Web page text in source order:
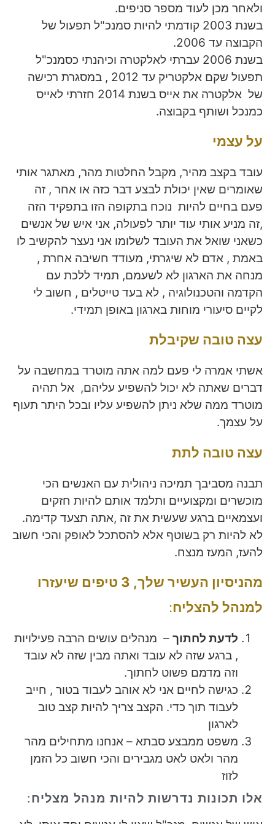
ולאחר מכן לעוד מספר סניפים.
בשנת 2003 קודמתי להיות סמנכ"ל תפעול של
הקבוצה עד 2006.
בשנת 2006 עברתי לאלקטרה וכיהנתי כסמנכ"ל
תפעול שקם אלקטריק עד 2012 , במסגרת רכישה
של אלקטרה את אייס בשנת 2014 חזרתי לאייס
כמנכל ושותף בקבוצה.
על עצמי
עובד בקצב מהיר, מקבל החלטות מהר, מאתגר אותי
שאומרים שאין יכולת לבצע דבר כזה או אחר , זה
פעם בחיים להיות נוכח בתקופה הזו בתפקיד הזה
,זה מניע אותי עוד יותר לפעולה, אני איש של אנשים
כשאני שואל את העובד לשלומו אני נעצר להקשיב לו
באמת , אדם לא שיגרתי, מעודד חשיבה אחרת ,
מנחה את הארגון לא לשעמם, תמיד ללכת עם
הקדמה והטכנולוגיה , לא בעד טייטלים , חשוב לי
לקיים סיעורי מוחות בארגון באופן תמידי.
עצה טובה שקיבלת
אשתי אמרה לי פעם למה אתה מוטרד במחשבה על
דברים שאתה לא יכול להשפיע עליהם, אל תהיה
מוטרד ממה שלא ניתן להשפיע עליו ובכל היתר תעוף
על עצמך.
עצה טובה לתת
תבנה מסביבך תמיכה ניהולית עם האנשים הכי
מוכשרים ומקצועיים ותלמד אותם להיות חזקים
ועצמאיים ברגע שעשית את זה ,אתה תצעד קדימה.
לא להיות רק בשוטף אלא להסתכל לאופק והכי חשוב
להעז, המעז מנצח.
מהניסיון העשיר שלך, 3 טיפים שיעזרו
למנהל להצליח:
לדעת לחתוך – מנהלים עושים הרבה פעילויות
, ברגע שזה לא עובד ואתה מבין שזה לא עובד
וזה מדמם פשוט לחתוך.
כגישה לחיים אני לא אוהב לעבוד בטור , חייב
לעבוד תוך כדי. הקצב צריך להיות קצב טוב
לארגון
משפט ממבצע סבתא – אנחנו מתחילים מהר
מהר ולאט לאט מגבירים והכי חשוב כל הזמן
לזוז
אלו תכונות נדרשות להיות מנהל מצליח: